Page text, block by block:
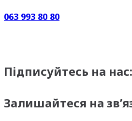
063 993 80 80
Підписуйтесь на нас:
Залишайтеся на